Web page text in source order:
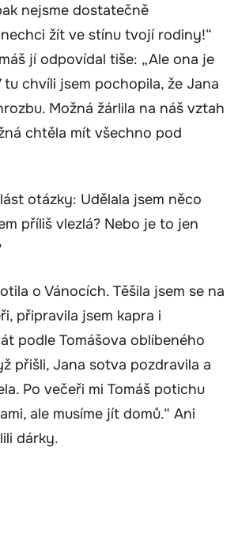
nejsme dostatečně
žít ve stínu tvojí rodiny!“
jí odpovídal tiše: „Ale ona je
tu chvíli jsem pochopila, že Jana
Možná žárlila na náš vztah
chtěla mít všechno pod
otázky: Udělala jsem něco
příliš vlezlá? Nebo je to jen
o Vánocích. Těšila jsem se na
připravila jsem kapra i
podle Tomášova oblíbeného
přišli, Jana sotva pozdravila a
Po večeři mi Tomáš potichu
ale musíme jít domů.“ Ani
dárky.